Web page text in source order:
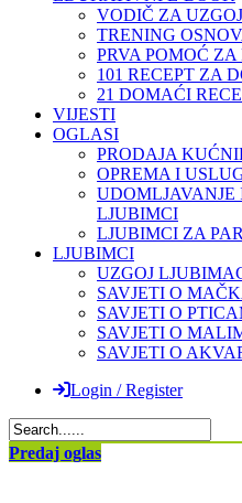
VODIČ ZA
TRENING
PRVA POMOĆ ZA
101 RECEPT ZA
21 DOMAĆI
VIJESTI
OGLASI
PRODAJA
OPREMA I
LJUBIMCI
LJUBIMCI ZA
LJUBIMCI
UZGOJ
SAVJETI O
SAVJETI O
SAVJETI O
SAVJETI O
Login / Register
Predaj oglas